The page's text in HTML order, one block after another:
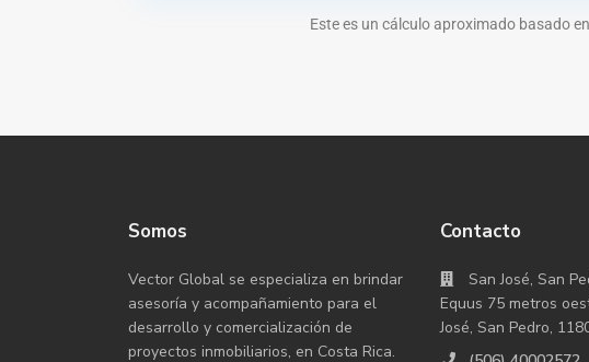
Este es un cálculo aproximado basado
Somos
Vector Global se especializa en brindar
asesoría y acompañamiento para el
desarrollo y comercialización de
proyectos inmobiliarios, en Costa Rica.
Contacto
San José, San
Equus 75 metros
José, San Pedro,